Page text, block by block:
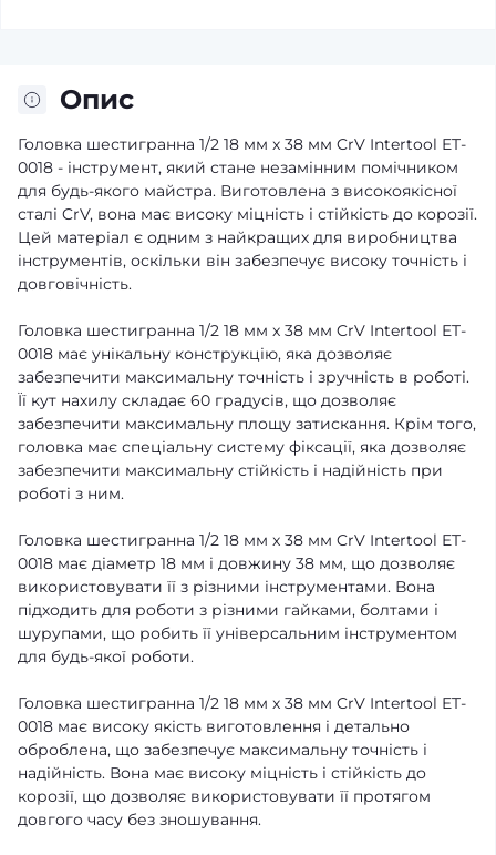
Опис
Головка шестигранна 1/2 18 мм x 38 мм CrV Intertool ET-
0018 - інструмент, який стане незамінним помічником
для будь-якого майстра. Виготовлена з високоякісної
сталі CrV, вона має високу міцність і стійкість до корозії.
Цей матеріал є одним з найкращих для виробництва
інструментів, оскільки він забезпечує високу точність і
довговічність.
Головка шестигранна 1/2 18 мм x 38 мм CrV Intertool ET-
0018 має унікальну конструкцію, яка дозволяє
забезпечити максимальну точність і зручність в роботі.
Її кут нахилу складає 60 градусів, що дозволяє
забезпечити максимальну площу затискання. Крім того,
головка має спеціальну систему фіксації, яка дозволяє
забезпечити максимальну стійкість і надійність при
роботі з ним.
Головка шестигранна 1/2 18 мм x 38 мм CrV Intertool ET-
0018 має діаметр 18 мм і довжину 38 мм, що дозволяє
використовувати її з різними інструментами. Вона
підходить для роботи з різними гайками, болтами і
шурупами, що робить її універсальним інструментом
для будь-якої роботи.
Головка шестигранна 1/2 18 мм x 38 мм CrV Intertool ET-
0018 має високу якість виготовлення і детально
оброблена, що забезпечує максимальну точність і
надійність. Вона має високу міцність і стійкість до
корозії, що дозволяє використовувати її протягом
довгого часу без зношування.